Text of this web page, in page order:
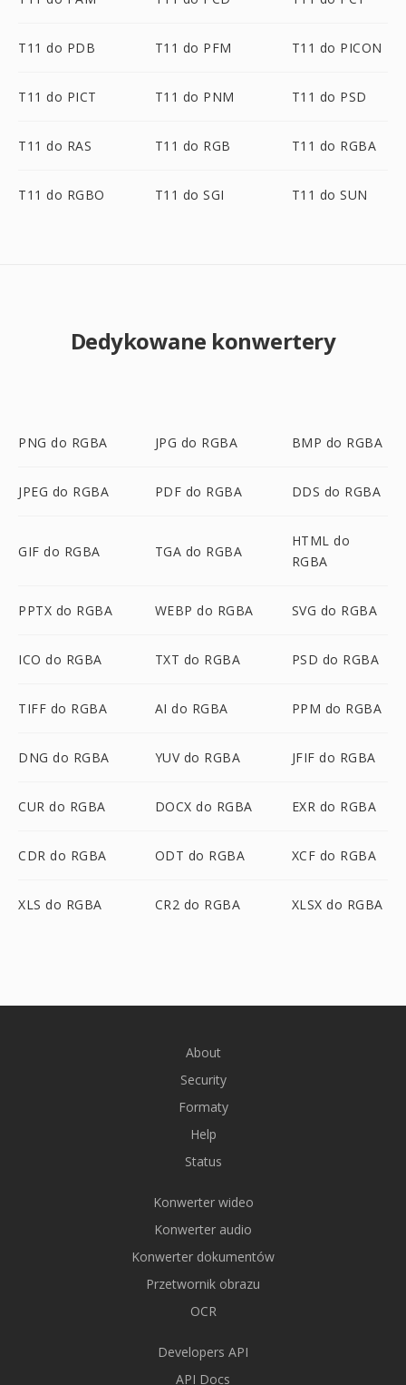
T11 do PDB T11 do PFM T11 do PICON
T11 do PICT T11 do PNM T11 do PSD
T11 do RAS T11 do RGB T11 do RGBA
T11 do RGBO T11 do SGI T11 do SUN
Dedykowane konwertery
PNG do RGBA JPG do RGBA BMP do RGBA
JPEG do RGBA PDF do RGBA DDS do RGBA
GIF do RGBA TGA do RGBA
HTML do
RGBA
PPTX do RGBA WEBP do RGBA SVG do RGBA
ICO do RGBA TXT do RGBA PSD do RGBA
TIFF do RGBA AI do RGBA PPM do RGBA
DNG do RGBA YUV do RGBA JFIF do RGBA
CUR do RGBA DOCX do RGBA EXR do RGBA
CDR do RGBA ODT do RGBA XCF do RGBA
XLS do RGBA CR2 do RGBA XLSX do RGBA
About
Security
Formaty
Help
Status
Konwerter wideo
Konwerter audio
Konwerter dokumentów
Przetwornik obrazu
OCR
Developers API
API Docs